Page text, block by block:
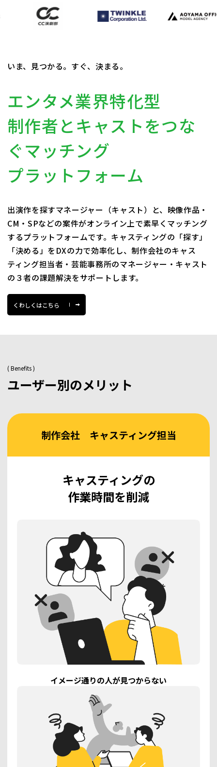
いま、見つかる。すぐ、決まる。
エンタメ業界特化型
制作者とキャストをつな
ぐマッチング
プラットフォーム
出演作を探すマネージャー（キャスト）と、映像作品・
CM・SPなどの案件がオンライン上で素早くマッチング
するプラットフォームです。キャスティングの「探す」
「決める」をDXの力で効率化し、制作会社のキャス
ティング担当者・芸能事務所のマネージャー・キャスト
の３者の課題解決をサポートします。
くわしくはこちら
( Benefits )
ユーザー別のメリット
制作会社 キャスティング担当
キャスティングの
作業時間を削減
イメージ通りの人が見つからない